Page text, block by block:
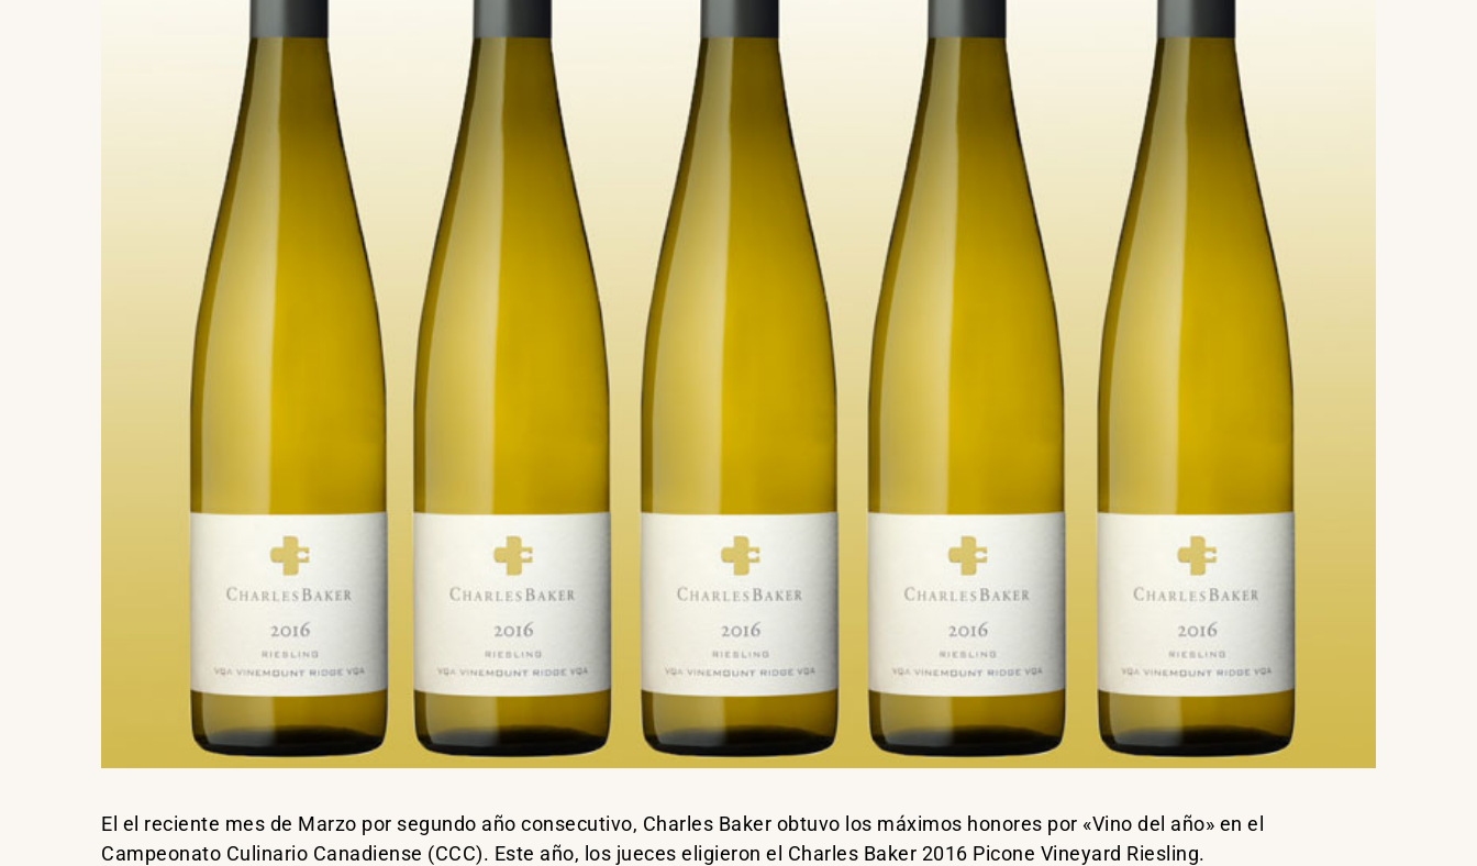
El el reciente mes de Marzo por segundo año consecutivo, Charles Baker obtuvo los máximos honores por «Vino del año» en el
Campeonato Culinario Canadiense (CCC). Este año, los jueces eligieron el Charles Baker 2016 Picone Vineyard Riesling.